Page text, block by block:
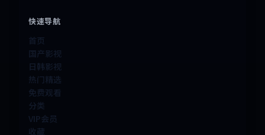
快速导航
首页
国产影视
日韩影视
热门精选
免费观看
分类
VIP会员
收藏